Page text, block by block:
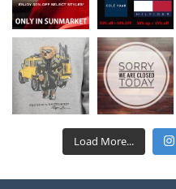
Load More...